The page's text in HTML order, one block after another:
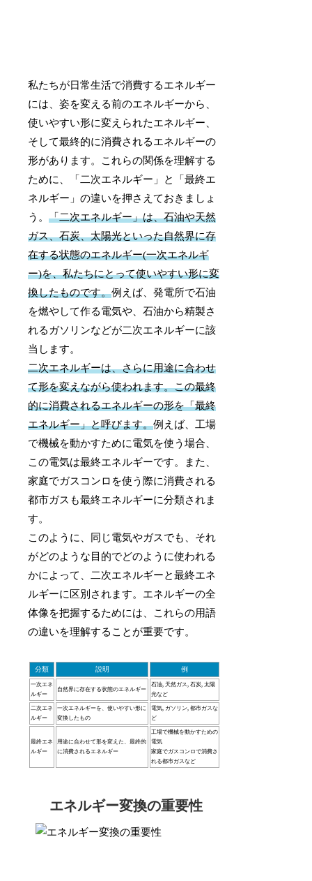
私たちが日常生活で消費するエネルギー
には、姿を変える前のエネルギーから、
使いやすい形に変えられたエネルギー、
そして最終的に消費されるエネルギーの
形があります。これらの関係を理解する
ために、「二次エネルギー」と「最終エ
ネルギー」の違いを押さえておきましょ
う。「二次エネルギー」は、石油や天然
ガス、石炭、太陽光といった自然界に存
在する状態のエネルギー(一次エネルギ
ー)を、私たちにとって使いやすい形に変
換したものです。例えば、発電所で石油
を燃やして作る電気や、石油から精製さ
れるガソリンなどが二次エネルギーに該
当します。
二次エネルギーは、さらに用途に合わせ
て形を変えながら使われます。この最終
的に消費されるエネルギーの形を「最終
エネルギー」と呼びます。例えば、工場
で機械を動かすために電気を使う場合、
この電気は最終エネルギーです。また、
家庭でガスコンロを使う際に消費される
都市ガスも最終エネルギーに分類されま
す。
このように、同じ電気やガスでも、それ
がどのような目的でどのように使われる
かによって、二次エネルギーと最終エネ
ルギーに区別されます。エネルギーの全
体像を把握するためには、これらの用語
の違いを理解することが重要です。
分類 説明 例
一次エネ
ルギー
自然界に存在する状態のエネルギー
石油, 天然ガス, 石炭, 太陽
光など
二次エネ
ルギー
一次エネルギーを、使いやすい形に
変換したもの
電気, ガソリン, 都市ガスな
ど
最終エネ
ルギー
用途に合わせて形を変えた、最終的
に消費されるエネルギー
工場で機械を動かすための
電気
家庭でガスコンロで消費さ
れる都市ガスなど
エネルギー変換の重要性